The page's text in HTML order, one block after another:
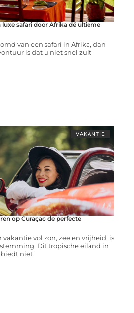
luxe safari door Afrika dé ultieme
van een safari in Afrika, dan
is dat u niet snel zult
VAKANTIE
op Curaçao de perfecte
vakantie vol zon, zee en vrijheid, is
Dit tropische eiland in
biedt niet